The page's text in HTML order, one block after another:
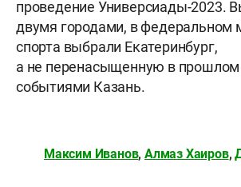
проведение Универсиады-2023.
двумя городами, в федеральном
спорта выбрали Екатеринбург,
а не перенасыщенную в
событиями Казань.
Максим Иванов, Алмаз Хаиров,